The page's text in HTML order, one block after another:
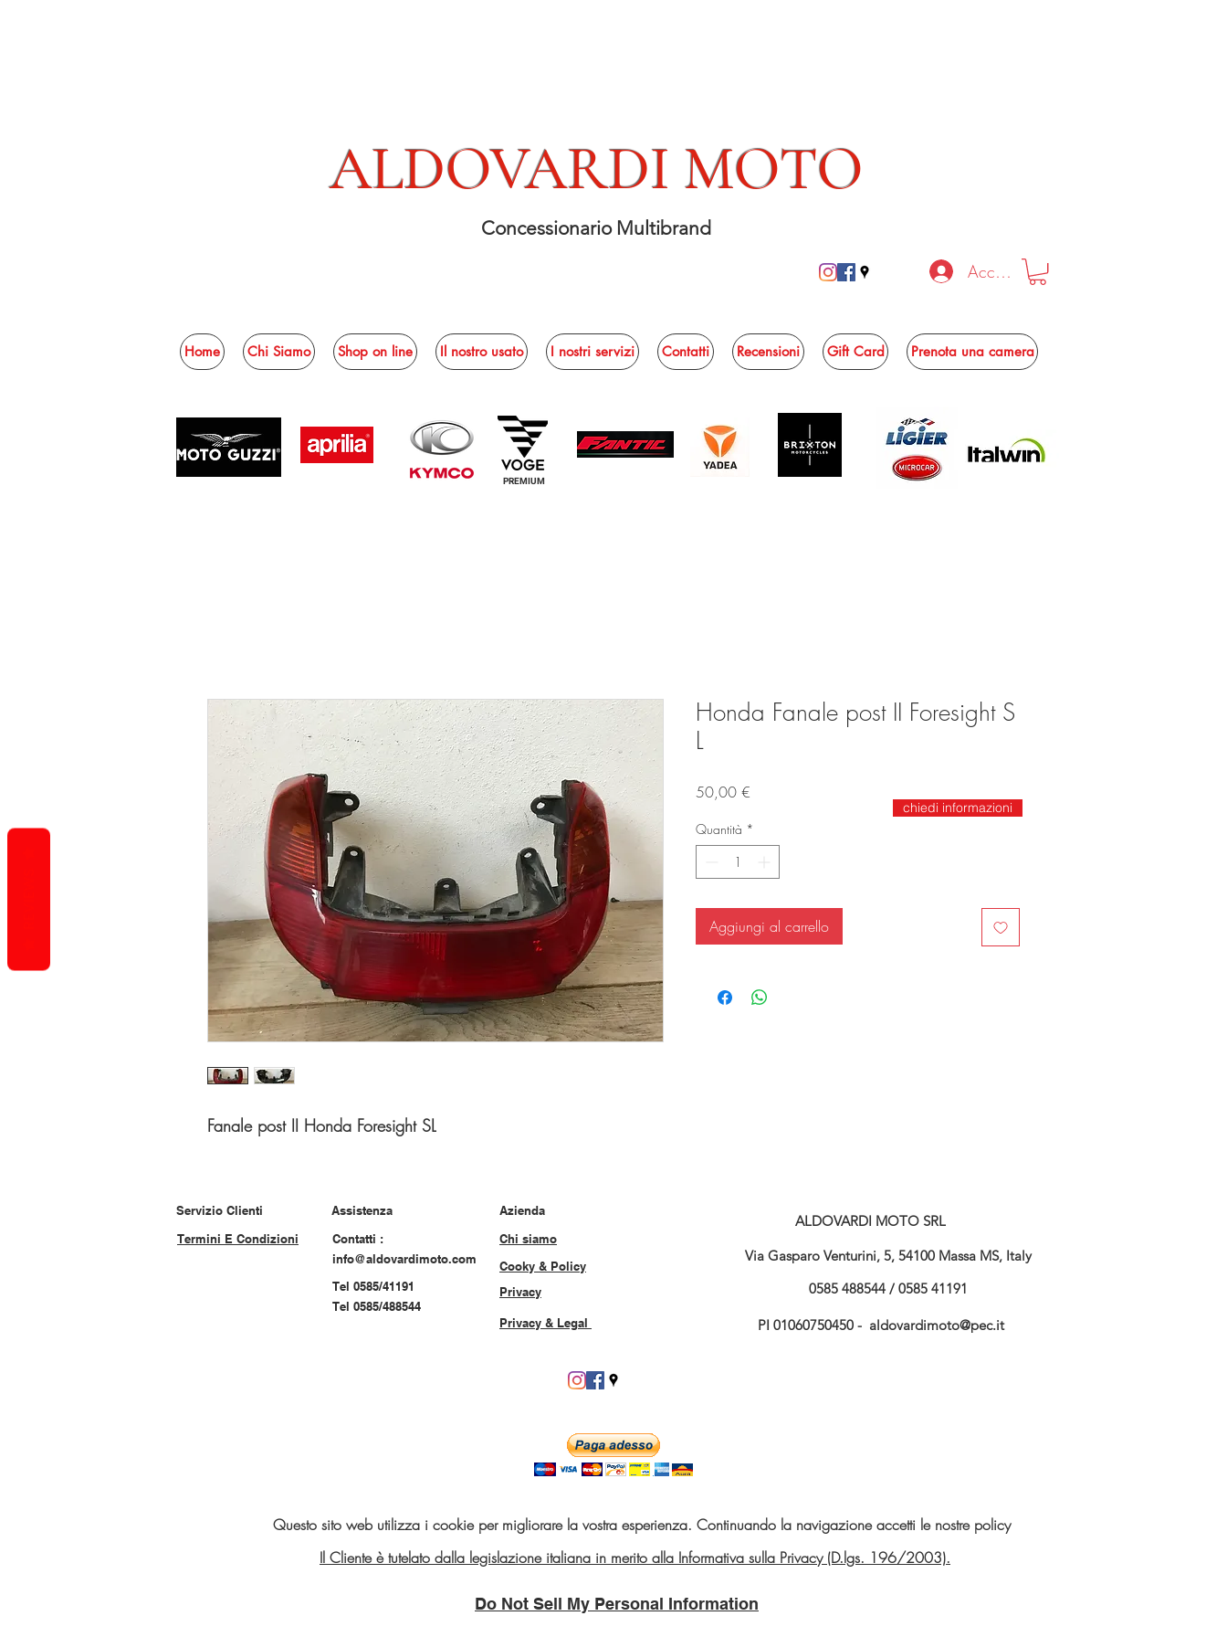
ALDOVARDI MOTO
Concessionario Multibrand
Accedi
Home Chi Siamo Shop on line Il nostro usato I nostri servizi Contatti Recensioni Gift Card Prenota una camera
PREMIUM
Fanale post II Honda Foresight SL
Honda Fanale post II Foresight S
L
50,00 €
Quantità *
Aggiungi al carrello
chiedi informazioni
Servizio Clienti
Termini E Condizioni
Assistenza
Contatti :
info@aldovardimoto.com
Tel 0585/41191
Tel 0585/488544
Azienda
Chi siamo
Cooky & Policy
Privacy
Privacy & Legal
ALDOVARDI MOTO SRL
Via Gasparo Venturini, 5, 54100 Massa MS, Italy
0585 488544 / 0585 41191
PI 01060750450 - aldovardimoto@pec.it
Questo sito web utilizza i cookie per migliorare la vostra esperienza. Continuando la navigazione accetti le nostre policy
Il Cliente è tutelato dalla legislazione italiana in merito alla Informativa sulla Privacy (D.lgs. 196/2003).
Do Not Sell My Personal Information